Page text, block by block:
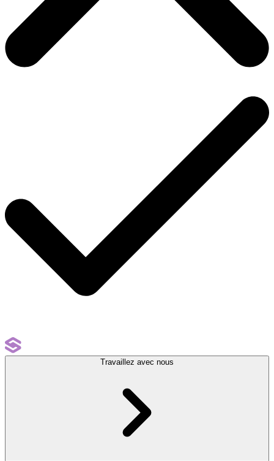
Travaillez avec nous